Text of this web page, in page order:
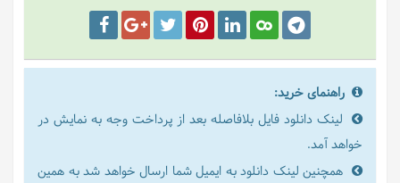
راهنمای خرید:
لینک دانلود فایل بلافاصله بعد از پرداخت وجه به نمایش در
خواهد آمد.
همچنین لینک دانلود به ایمیل شما ارسال خواهد شد به همین